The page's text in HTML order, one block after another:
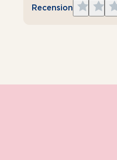
Recension
3
Give
2
Give
1